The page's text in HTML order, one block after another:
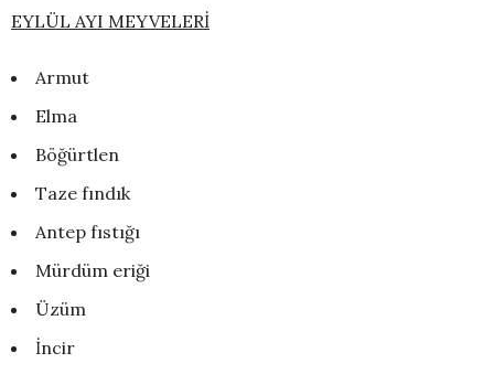
EYLÜL AYI MEYVELERİ
Armut
Elma
Böğürtlen
Taze fındık
Antep fıstığı
Mürdüm eriği
Üzüm
İncir